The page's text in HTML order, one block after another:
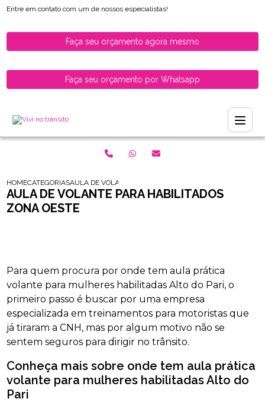
Entre em contato com um de nossos especialistas!
Faça seu orçamento agora mesmo
Faça seu orçamento por Whatsapp
HOMECATEGORIASAULA DE VOLANTE PARA HABILITADOS ZONA OESTE
AULA DE VOLANTE PARA HABILITADOS
ZONA OESTE
Para quem procura por onde tem aula prática
volante para mulheres habilitadas Alto do Pari, o
primeiro passo é buscar por uma empresa
especializada em treinamentos para motoristas que
já tiraram a CNH, mas por algum motivo não se
sentem seguros para dirigir no trânsito.
Conheça mais sobre onde tem aula prática
volante para mulheres habilitadas Alto do
Pari